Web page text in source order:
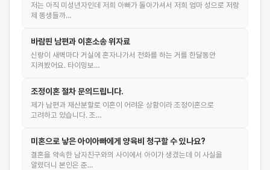
저는 아직 미성년자인데 저희 아빠가 돌아가셔서 저희 엄마 성으로 저랑
제 동생들까…
바람핀 남편과 이혼소송 위자료
신랑이 새벽마다 거실에 혼자나가서 전화를 하는 거를 한달동안
지켜봤어요. 타이밍보…
조정이혼 절차 문의드립니다.
제가 남편과 재산분할로 이혼이 어려운 상황이라 조정이혼으로
고려하고 있습니다. 조…
미혼으로 낳은 아이아빠에게 양육비 청구할 수 있나요?
결혼을 약속한 남자친구와의 사이에서 아이가 생겼는데 이 사실을
알렸더니 본인은 준…